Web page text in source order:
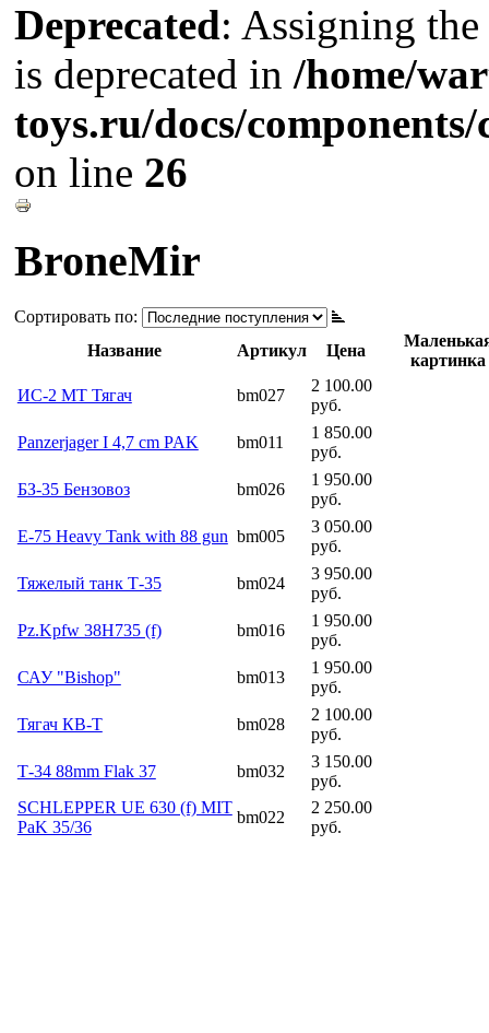
Deprecated: Assigning
is deprecated in /home/
toys.ru/docs/
on line 26
BroneMir
Сортировать по:
Название
Артикул Цена
картинка
ИС-2 MT Тягач
bm027
2 100.00
руб.
Panzerjager I 4,7 cm PAK
bm011
1 850.00
руб.
БЗ-35 Бензовоз
bm026
1 950.00
руб.
E-75 Heavy Tank with 88 gun bm005
3 050.00
руб.
Тяжелый танк Т-35
bm024
3 950.00
руб.
Pz.Kpfw 38H735 (f)
bm016
1 950.00
руб.
САУ "Bishop"
bm013
1 950.00
руб.
Тягач КВ-Т
bm028
2 100.00
руб.
Т-34 88mm Flak 37
bm032
3 150.00
руб.
SCHLEPPER UE 630 (f) MIT
PaK 35/36
bm022
2 250.00
руб.